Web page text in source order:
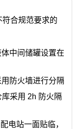
合规范要求的
中间储罐设置在
防火墙进行分隔
采用 2h 防火隔
电站一面贴临，